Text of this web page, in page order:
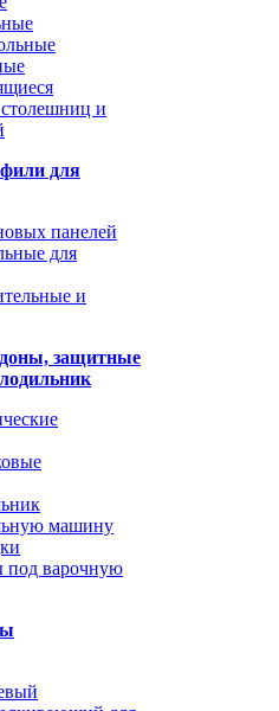
и
для
панелей
для
и
защитные
машину
под варочную